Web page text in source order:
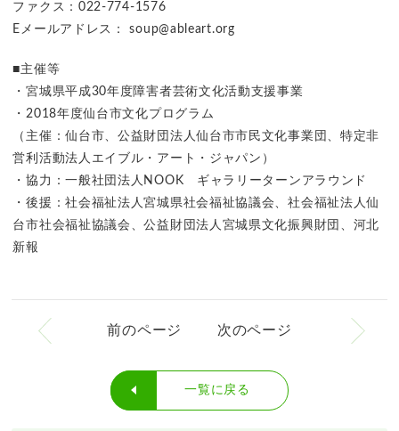
ファクス：022-774-1576
Eメールアドレス： soup@ableart.org
■主催等
・宮城県平成30年度障害者芸術文化活動支援事業
・2018年度仙台市文化プログラム
（主催：仙台市、公益財団法人仙台市市民文化事業団、特定非
営利活動法人エイブル・アート・ジャパン）
・協力：一般社団法人NOOK ギャラリーターンアラウンド
・後援：社会福祉法人宮城県社会福祉協議会、社会福祉法人仙
台市社会福祉協議会、公益財団法人宮城県文化振興財団、河北
新報
前のページ 次のページ
一覧に戻る